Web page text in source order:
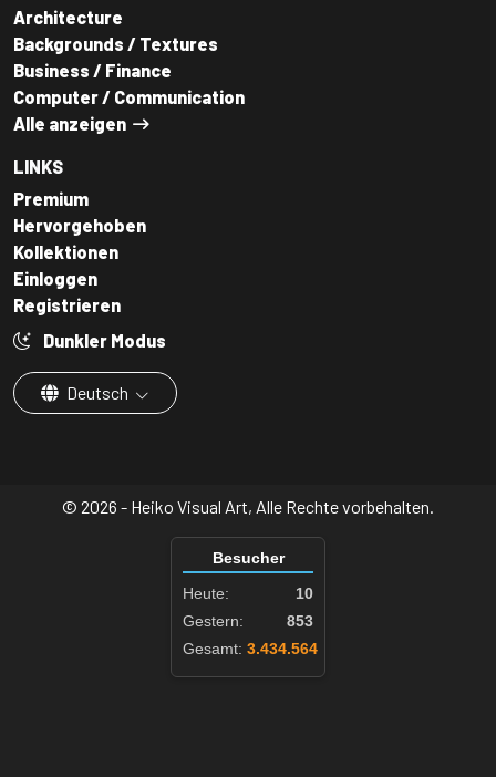
Architecture
Backgrounds / Textures
Business / Finance
Computer / Communication
Alle anzeigen
LINKS
Premium
Hervorgehoben
Kollektionen
Einloggen
Registrieren
Dunkler Modus
Deutsch
© 2026 - Heiko Visual Art, Alle Rechte vorbehalten.
Besucher
Heute:
10
Gestern:
853
Gesamt: 3.434.564